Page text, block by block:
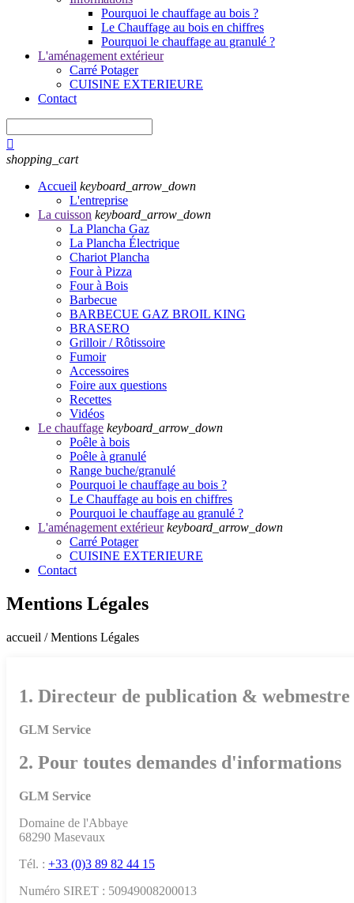
Pourquoi le chauffage au bois ?
Le Chauffage au bois en chiffres
Pourquoi le chauffage au granulé ?
L'aménagement extérieur
Carré Potager
CUISINE EXTERIEURE
Contact

shopping_cart
Accueil keyboard_arrow_down
L'entreprise
La cuisson keyboard_arrow_down
La Plancha Gaz
La Plancha Électrique
Chariot Plancha
Four à Pizza
Four à Bois
Barbecue
BARBECUE GAZ BROIL KING
BRASERO
Grilloir / Rôtissoire
Fumoir
Accessoires
Foire aux questions
Recettes
Vidéos
Le chauffage keyboard_arrow_down
Poêle à bois
Poêle à granulé
Range buche/granulé
Pourquoi le chauffage au bois ?
Le Chauffage au bois en chiffres
Pourquoi le chauffage au granulé ?
L'aménagement extérieur keyboard_arrow_down
Carré Potager
CUISINE EXTERIEURE
Contact
Mentions Légales
accueil /Mentions Légales
1. Directeur de publication & webmestre
GLM Service
2. Pour toutes demandes d'informations
GLM Service
Domaine de l'Abbaye
68290 Masevaux
Tél. : +33 (0)3 89 82 44 15
Numéro SIRET : 50949008200013